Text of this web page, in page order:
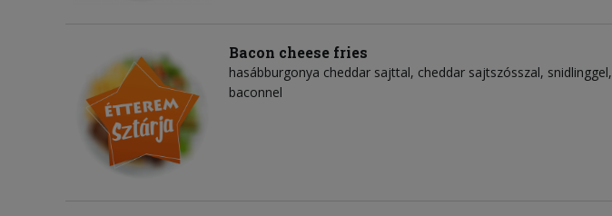
Bacon cheese fries
hasábburgonya cheddar sajttal, cheddar sajtszósszal, snidlinggel,
baconnel